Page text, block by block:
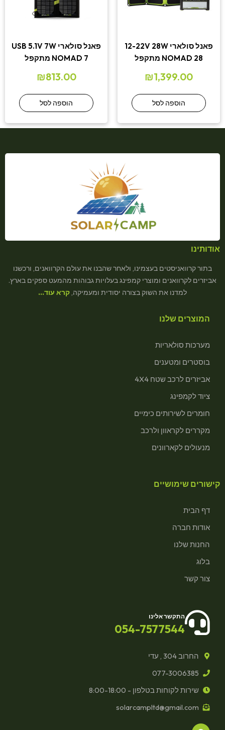
פאנל סולארי 12-22V 28W
NOMAD 28 מתקפל
₪1,399.00
הוספה לסל
פאנל סולארי USB 5.1V 7W
NOMAD 7 מתקפל
₪813.00
הוספה לסל
אודותינו
בתור קרוואניסטים בעצמינו, ולאחר שהבנו את עולם הקרוואנים, ורכשנו
אביזרים לקרוואנים ומוצרי קמפינג בעלויות גבוהות מהמעט ספקים בארץ.
למדנו את השוק בצורה יסודית ומעמיקה, קרא עוד…
המוצרים שלנו
מערכות סולאריות
בוסטרים ומטענים
אביזרים לרכב שטח 4X4
ציוד לקמפינג
חומרים לשירותים כימיים
מקררים לקראוון ולרכב
מנעולים לקארוונים
קישורים שימושיים
דף הבית
אודות חברה
החנות שלנו
בלוג
צור קשר
התקשר אלינו
054-7577544
החרוב 304 , עדי
077-3006385
שירות לקוחות בטלפון - 8:00-18:00
solarcampltd@gmail.com
F